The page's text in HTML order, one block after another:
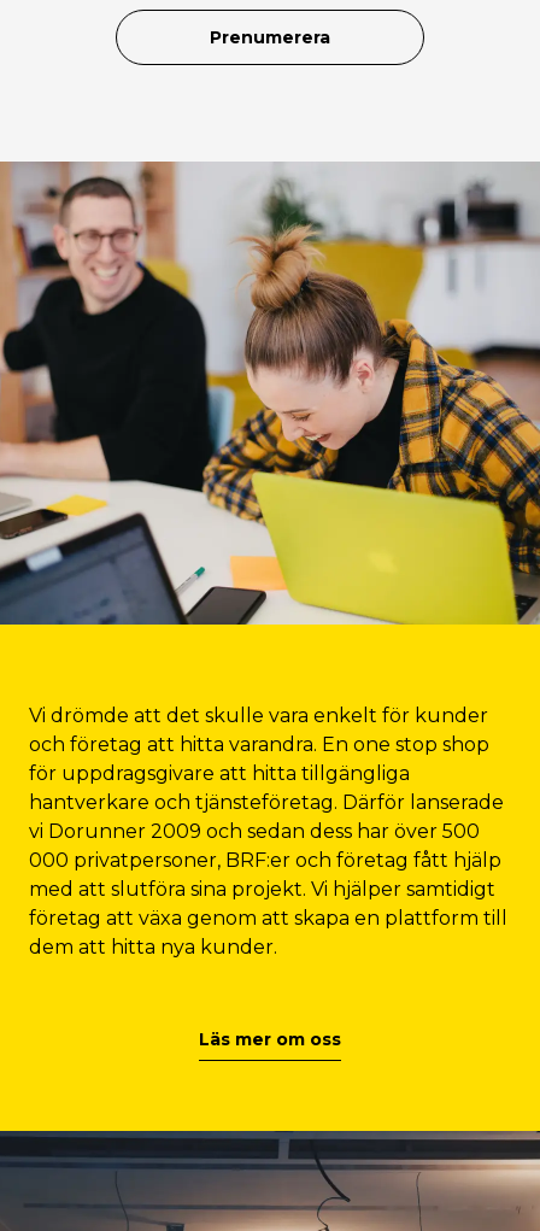
Prenumerera
Vi drömde att det skulle vara enkelt för kunder
och företag att hitta varandra. En one stop shop
för uppdragsgivare att hitta tillgängliga
hantverkare och tjänsteföretag. Därför lanserade
vi Dorunner 2009 och sedan dess har över 500
000 privatpersoner, BRF:er och företag fått hjälp
med att slutföra sina projekt. Vi hjälper samtidigt
företag att växa genom att skapa en plattform till
dem att hitta nya kunder.
Läs mer om oss